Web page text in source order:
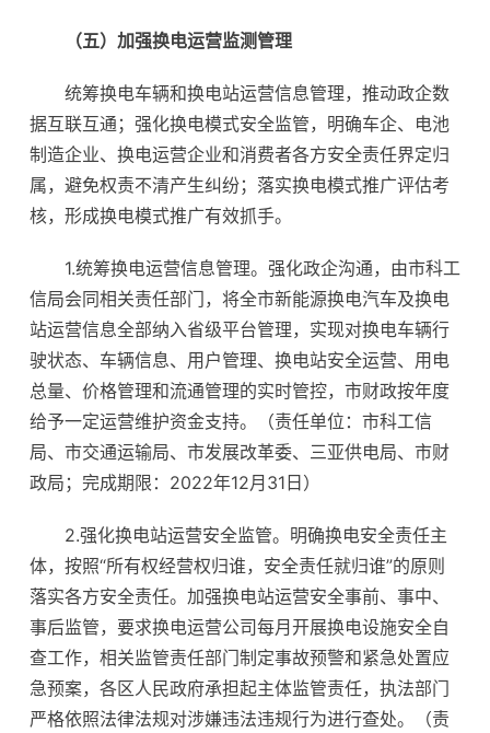
（五）加强换电运营监测管理
统筹换电车辆和换电站运营信息管理，推动政企数
据互联互通；强化换电模式安全监管，明确车企、电池
制造企业、换电运营企业和消费者各方安全责任界定归
属，避免权责不清产生纠纷；落实换电模式推广评估考
核，形成换电模式推广有效抓手。
1.统筹换电运营信息管理。强化政企沟通，由市科工
信局会同相关责任部门，将全市新能源换电汽车及换电
站运营信息全部纳入省级平台管理，实现对换电车辆行
驶状态、车辆信息、用户管理、换电站安全运营、用电
总量、价格管理和流通管理的实时管控，市财政按年度
给予一定运营维护资金支持。（责任单位：市科工信
局、市交通运输局、市发展改革委、三亚供电局、市财
政局；完成期限：2022年12月31日）
2.强化换电站运营安全监管。明确换电安全责任主
体，按照“所有权经营权归谁，安全责任就归谁”的原则
落实各方安全责任。加强换电站运营安全事前、事中、
事后监管，要求换电运营公司每月开展换电设施安全自
查工作，相关监管责任部门制定事故预警和紧急处置应
急预案，各区人民政府承担起主体监管责任，执法部门
严格依照法律法规对涉嫌违法违规行为进行查处。（责